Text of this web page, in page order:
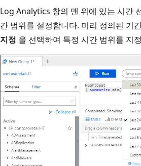
Log Analytics 창의 맨 위에 있는 시간
간 범위를 설정합니다. 미리 정의된 기
지정 을 선택하여 특정 시간 범위를 지